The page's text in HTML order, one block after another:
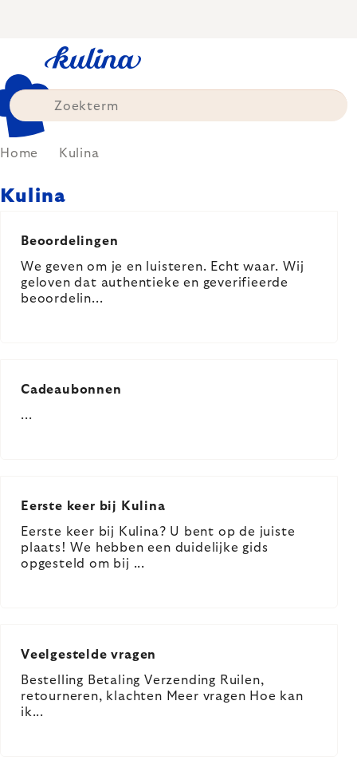
Home Kulina
Kulina
ARTICLES
Beoordelingen
We geven om je en luisteren. Echt waar. Wij
geloven dat authentieke en geverifieerde
beoordelin...
Cadeaubonnen
...
Eerste keer bij Kulina
Eerste keer bij Kulina? U bent op de juiste
plaats! We hebben een duidelijke gids
opgesteld om bij ...
Veelgestelde vragen
Bestelling Betaling Verzending Ruilen,
retourneren, klachten Meer vragen Hoe kan
ik...